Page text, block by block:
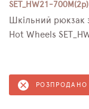
SET_HW21-700M(2p)
Шкільний рюкзак
Hot Wheels
РОЗПРОДАНО